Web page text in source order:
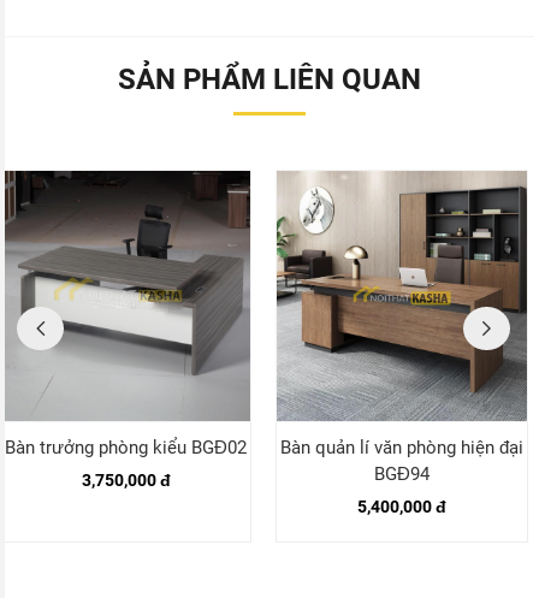
SẢN PHẨM LIÊN QUAN
Bàn trưởng phòng kiểu BGĐ02
3,750,000 đ
Bàn quản lí văn phòng hiện đại
BGĐ94
5,400,000 đ